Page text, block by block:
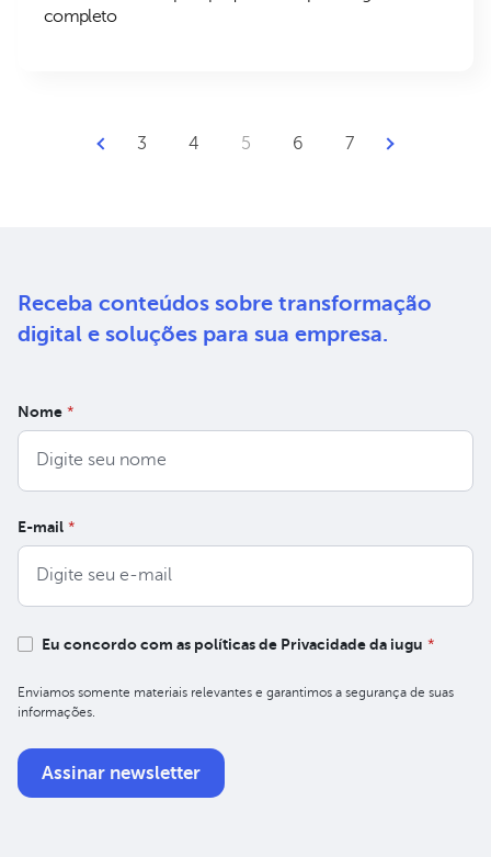
completo
3 4 5 6 7
Receba conteúdos sobre transformação
digital e soluções para sua empresa.
Nome *
E-mail *
Eu concordo com as políticas de Privacidade da iugu *
Enviamos somente materiais relevantes e garantimos a segurança de suas
informações.